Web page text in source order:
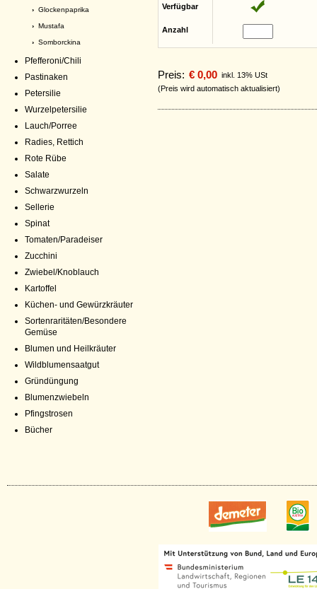
› Glockenpaprika
› Mustafa
› Somborckina
Pfefferoni/Chili
Pastinaken
Petersilie
Wurzelpetersilie
Lauch/Porree
Radies, Rettich
Rote Rübe
Salate
Schwarzwurzeln
Sellerie
Spinat
Tomaten/Paradeiser
Zucchini
Zwiebel/Knoblauch
Kartoffel
Küchen- und Gewürzkräuter
Sortenraritäten/Besondere
Gemüse
Blumen und Heilkräuter
Wildblumensaatgut
Gründüngung
Blumenzwiebeln
Pfingstrosen
Bücher
Verfügbar
Anzahl
Preis: € 0,00 inkl. 13% USt
(Preis wird automatisch aktualisiert)